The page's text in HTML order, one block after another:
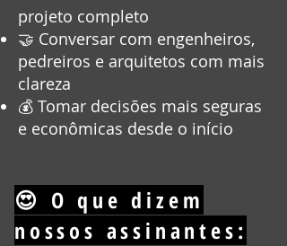
projeto completo
🤝 Conversar com engenheiros,
pedreiros e arquitetos com mais
clareza
💰 Tomar decisões mais seguras
e econômicas desde o início
😍 O que dizem
nossos assinantes: